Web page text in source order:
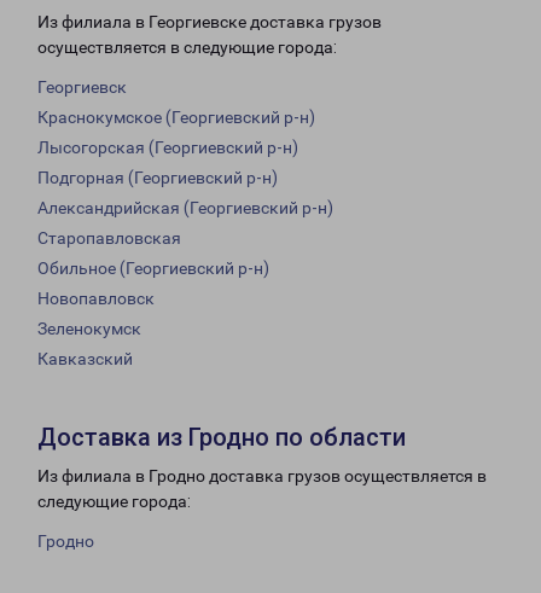
Из филиала в Георгиевске доставка грузов
осуществляется в следующие города:
Георгиевск
Краснокумское (Георгиевский р-н)
Лысогорская (Георгиевский р-н)
Подгорная (Георгиевский р-н)
Александрийская (Георгиевский р-н)
Старопавловская
Обильное (Георгиевский р-н)
Новопавловск
Зеленокумск
Кавказский
Доставка из Гродно по области
Из филиала в Гродно доставка грузов осуществляется в
следующие города:
Гродно